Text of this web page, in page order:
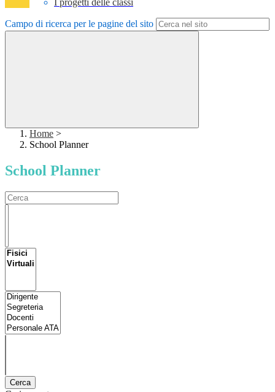
I progetti delle classi
Campo di ricerca per le pagine del sito
Home >
School Planner
School Planner
Cerca